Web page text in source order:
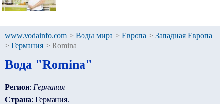
www.vodainfo.com > Воды мира > Европа > Западная Европа
> Германия > Romina
Вода "Romina"
Регион: Германия
Страна: Германия.